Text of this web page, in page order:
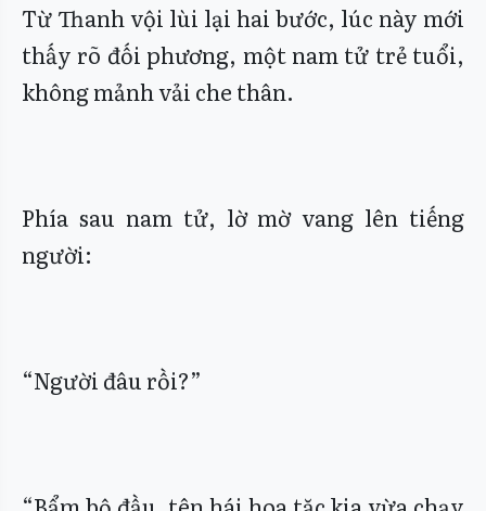
Từ Thanh vội lùi lại hai bước, lúc này mới
thấy rõ đối phương, một nam tử trẻ tuổi,
không mảnh vải che thân.
Phía sau nam tử, lờ mờ vang lên tiếng
người:
“Người đâu rồi?”